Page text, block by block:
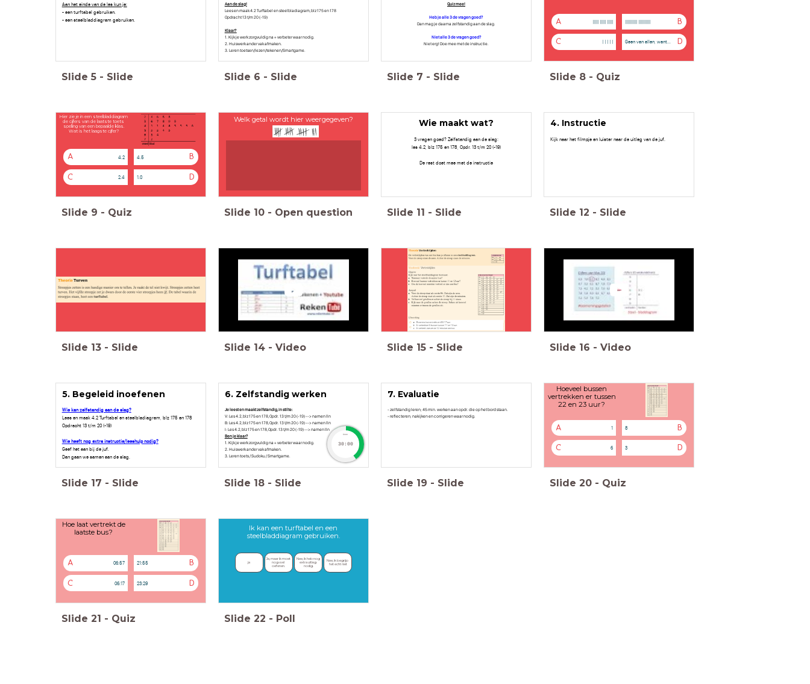
Aan het einde van de les kun je:
- een turftabel gebruiken.
- een steelbladdiagram gebruiken.
Slide 5 - Slide
Aan de slag!
Lees en maak 4.2 Turftabel en steelbladiagram, blz 175 en 178
Opdracht 13 t/m 20 (-19)
Klaar?
1. Kijk je werk zorgvuldig na + verbeter waar nodig.
2. Huiswerk ander vak afmaken.
3. Leren toetsen/lezen/tekenen/Smartgame.
Slide 6 - Slide
Quiz mee!
Heb je alle 3 de vragen goed?
Dan mag je daarna zelfstandig aan de slag.
Niet alle 3 de vragen goed?
Niet erg! Doe mee met de instructie.
Slide 7 - Slide
A ||||| ||||| ||||| B
|||||||||| ||||||||||
C | | | | | D
Geen van allen, want...
Slide 8 - Quiz
Hier zie je in een steelbladdiagram
de cijfers van de laatste toets
spelling van een bepaalde klas.
Wat is het laagste cijfer?
A 4.2 B
4.5
C 2.4 D
1.0
Slide 9 - Quiz
Welk getal wordt hier weergegeven?
Slide 10 - Open question
Wie maakt wat?
3 vragen goed? Zelfstandig aan de slag:
les 4.2, blz 175 en 178, Opdr. 13 t/m 20 (-19)
De rest doet mee met de instructie
Slide 11 - Slide
4. Instructie
Kijk naar het filmpje en luister naar de uitleg van de juf.
Slide 12 - Slide
Slide 13 - Slide Slide 14 - Video Slide 15 - Slide Slide 16 - Video
5. Begeleid inoefenen
Wie kan zelfstandig aan de slag?
Lees en maak 4.2 Turftabel en steelbladiagram, blz 175 en 178
Opdracht 13 t/m 20 (-19)
Wie heeft nog extra instructie/leeshulp nodig?
Geef het aan bij de juf.
Dan gaan we samen aan de slag.
Slide 17 - Slide
6. Zelfstandig werken
Je leest en maakt zelfstandig, in stilte:
V: Les 4.2, blz 175 en 178, Opdr. 13 t/m 20 (-19) --> namen lln
B: Les 4.2, blz 175 en 178, Opdr. 13 t/m 20 (-19) --> namen lln
I: Les 4.2, blz 175 en 178, Opdr. 13 t/m 20 (-19) --> namen lln
Ben je klaar?
1. Kijk je werk zorgvuldig na + verbeter waar nodig.
2. Huiswerk ander vak afmaken.
3. Leren toets / Sudoku / Smartgame.
timer
30:00
Slide 18 - Slide
7. Evaluatie
- zelfstandig leren; 45 min. werken aan opdr. die op het bord staan.
- reflecteren; nakijken en corrigeren waar nodig.
Slide 19 - Slide
Hoeveel bussen
vertrekken er tussen
22 en 23 uur?
A 1 B
8
C 6 D
3
Slide 20 - Quiz
Hoe laat vertrekt de
laatste bus?
A 06:57 B
21:55
C 06:17 D
23:29
Slide 21 - Quiz
Ik kan een turftabel en een
steelbladdiagram gebruiken.
ja
Ja, maar ik moet
nog wel
oefenen.
Nee, ik heb nog
extra uitleg
nodig.
Nee, ik begrijp
het echt niet
Slide 22 - Poll